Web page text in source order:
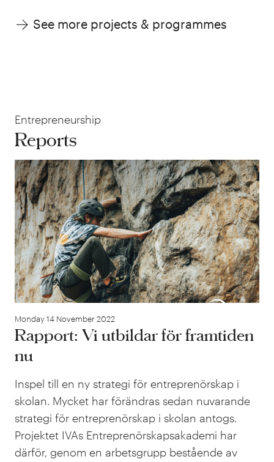
See more projects & programmes
Entrepreneurship
Reports
Monday 14 November 2022
Rapport: Vi utbildar för framtiden
nu
Inspel till en ny strategi för entreprenörskap i
skolan. Mycket har förändras sedan nuvarande
strategi för entreprenörskap i skolan antogs.
Projektet IVAs Entreprenörskapsakademi har
därför, genom en arbetsgrupp bestående av